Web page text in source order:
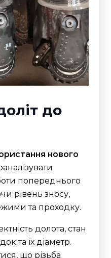
до
нового
попереднього
рівень зносу,
та проходку.
долота, стан
та їх діаметр.
що різьба